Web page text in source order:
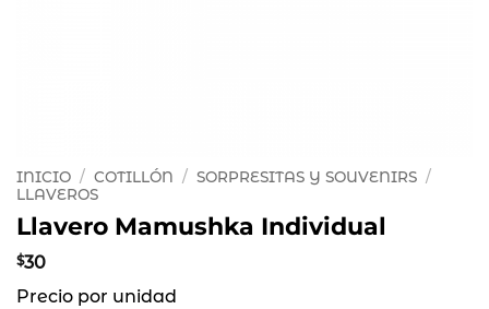
INICIO / COTILLÓN / SORPRESITAS Y SOUVENIRS /
LLAVEROS
Llavero Mamushka Individual
$30
Precio por unidad